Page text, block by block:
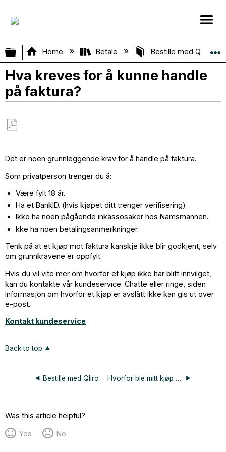
Expand/collapse global hierarchy
Home Betale Bestille med Qliro
Hva kreves for å kunne handle
på faktura?
PDF
Det er noen grunnleggende krav for å handle på faktura.
Som privatperson trenger du å:
Være fylt 18 år.
Ha et BankID. (hvis kjøpet ditt trenger verifisering)
Ikke ha noen pågående inkassosaker hos Namsmannen.
kke ha noen betalingsanmerkninger.
Tenk på at et kjøp mot faktura kanskje ikke blir godkjent, selv
om grunnkravene er oppfylt.
Hvis du vil vite mer om hvorfor et kjøp ikke har blitt innvilget,
kan du kontakte vår kundeservice. Chatte eller ringe, siden
informasjon om hvorfor et kjøp er avslått ikke kan gis ut over
e-post.
Kontakt kundeservice
Back to top
Bestille med Qliro Hvorfor ble mitt kjøp avslått?
Was this article helpful?
Yes No